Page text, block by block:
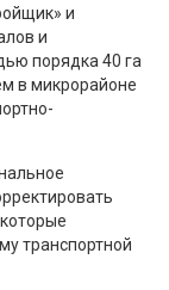
и
и
порядка 40 га
в микрорайоне
транспортной